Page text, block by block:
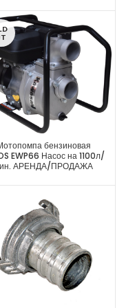
бензиновая
EWP66 Насос на 1100л/
АРЕНДА/ПРОДАЖА